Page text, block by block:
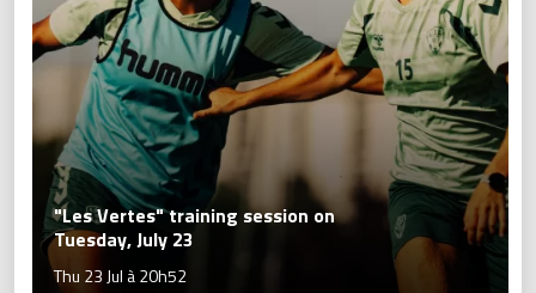
"Les Vertes" training session on
Tuesday, July 23
Thu 23 Jul à 20h52